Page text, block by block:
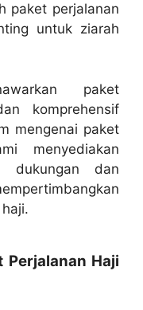
paket perjalanan
untuk ziarah
paket
komprehensif
mengenai paket
menyediakan
dukungan dan
Perjalanan Haji